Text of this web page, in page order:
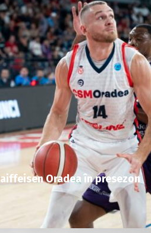
Oradea în presezon